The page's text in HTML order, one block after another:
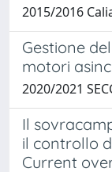
2015/2016
Gestione
motori
2020/2021
Il
il controllo
Current